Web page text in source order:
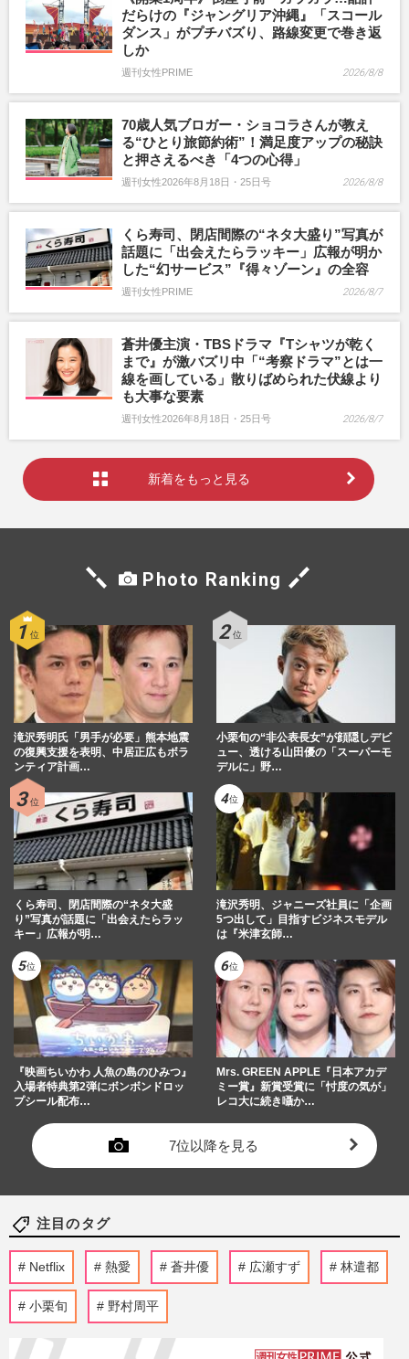
だらけの『ジャングリア沖縄』「スコール
ダンス」がプチバズり、路線変更で巻き返
しか
週刊女性PRIME 2026/8/8
70歳人気ブロガー・ショコラさんが教え
る“ひとり旅節約術”！満足度アップの秘訣
と押さえるべき「4つの心得」
週刊女性2026年8月18日・25日号 2026/8/8
くら寿司、閉店間際の“ネタ大盛り”写真が
話題に「出会えたらラッキー」広報が明か
した“幻サービス”『得々ゾーン』の全容
週刊女性PRIME 2026/8/7
蒼井優主演・TBSドラマ『Tシャツが乾く
まで』が激バズリ中「“考察ドラマ”とは一
線を画している」散りばめられた伏線より
も大事な要素
週刊女性2026年8月18日・25日号 2026/8/7
新着をもっと見る
Photo Ranking
滝沢秀明氏「男手が必要」熊本地震
の復興支援を表明、中居正広もボラ
ンティア計画…
小栗旬の“非公表長女”が顔隠しデビ
ュー、透ける山田優の「スーパーモ
デルに」野…
くら寿司、閉店間際の“ネタ大盛
り”写真が話題に「出会えたらラッ
キー」広報が明…
滝沢秀明、ジャニーズ社員に「企画
5つ出して」目指すビジネスモデル
は『米津玄師…
『映画ちいかわ 人魚の島のひみつ』
入場者特典第2弾にボンボンドロッ
プシール配布…
Mrs. GREEN APPLE『日本アカデ
ミー賞』新賞受賞に「忖度の気が」
レコ大に続き囁か…
7位以降を見る
注目のタグ
Netflix 熱愛 蒼井優 広瀬すず 林遣都
小栗旬 野村周平